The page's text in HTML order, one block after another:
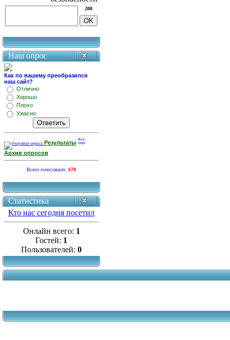
200
Наш опрос
Как по вашему преобразился
наш сайт?
Отлично
Хорошо
Плохо
Ужасно
Результаты
Архив опросов
Всего голосовало: 678
Статистика
Кто нас сегодня посетил
Онлайн всего: 1
Гостей: 1
Пользователей: 0